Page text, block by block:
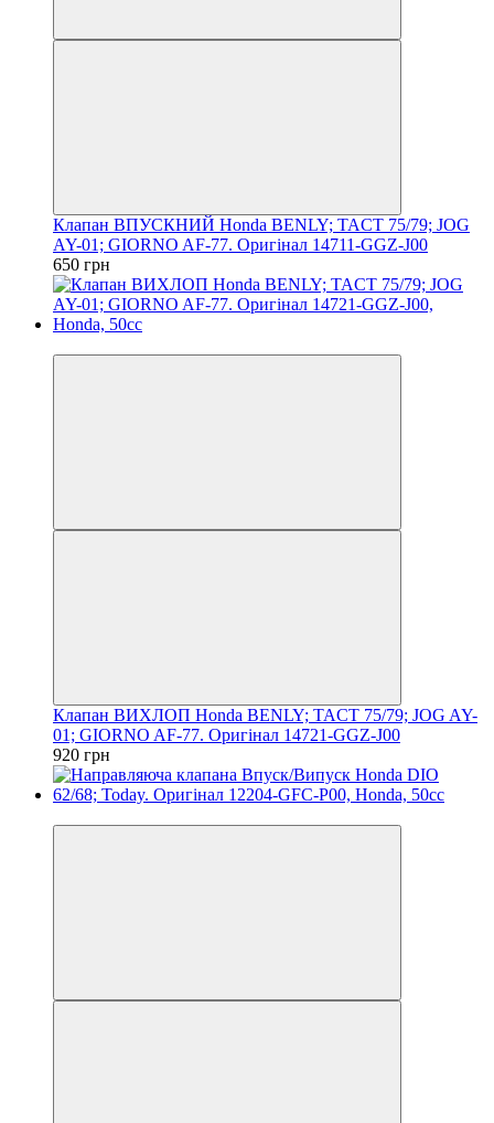
Клапан ВПУСКНИЙ Honda BENLY; TACT 75/79; JOG
AY-01; GIORNO AF-77. Оригінал 14711-GGZ-J00
650 грн
Клапан ВИХЛОП Honda BENLY; TACT 75/79; JOG AY-
01; GIORNO AF-77. Оригінал 14721-GGZ-J00
920 грн